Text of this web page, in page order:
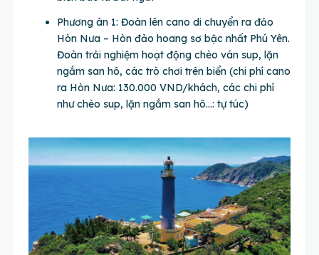
Phương án 1: Đoàn lên cano di chuyển ra đảo
Hòn Nưa – Hòn đảo hoang sơ bậc nhất Phú Yên.
Đoàn trải nghiệm hoạt động chèo ván sup, lặn
ngắm san hô, các trò chơi trên biển (chi phí cano
ra Hòn Nưa: 130.000 VND/khách, các chi phí
như chèo sup, lặn ngắm san hô…: tự túc)